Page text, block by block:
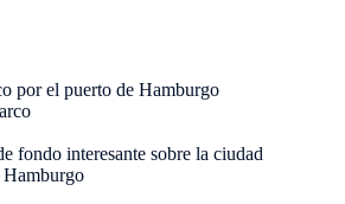
por el puerto de Hamburgo
fondo interesante sobre la ciudad
Hamburgo